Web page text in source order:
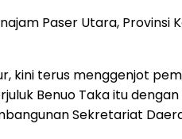
Paser Utara, Provinsi
kini terus menggenjot
Benuo Taka itu dengan
Sekretariat